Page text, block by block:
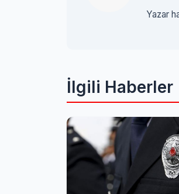
Yazar
İlgili Haberler